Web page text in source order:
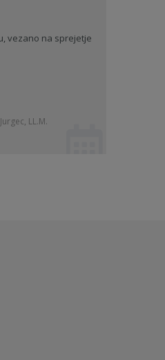
vezano na sprejetje
LL.M.